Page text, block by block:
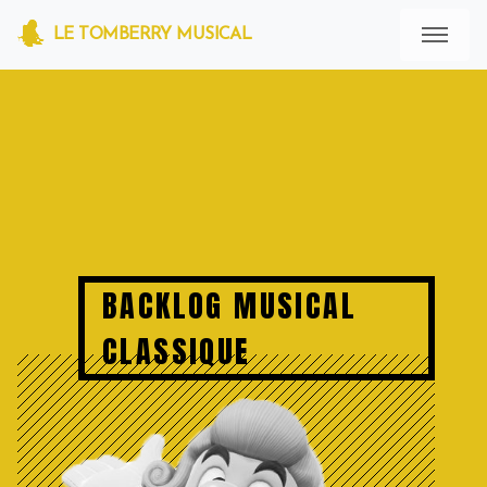
LE TOMBERRY MUSICAL
BACKLOG MUSICAL
CLASSIQUE